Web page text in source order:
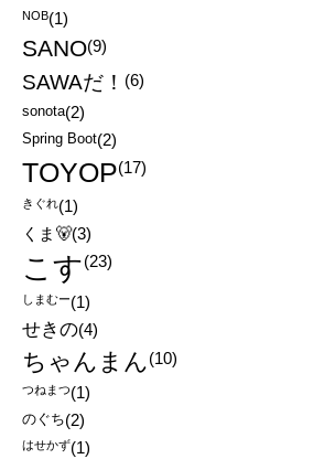
NOB(1)
SANO(9)
SAWAだ！ (6)
sonota(2)
Spring Boot(2)
TOYOP(17)
きぐれ(1)
くま🐻(3)
こす(23)
しまむー(1)
せきの(4)
ちゃんまん(10)
つねまつ(1)
のぐち(2)
はせかず(1)